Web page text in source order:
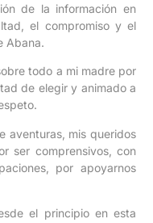
de la información en
el compromiso y el
Abana.
todo a mi madre por
de elegir y animado a
aventuras, mis queridos
ser comprensivos, con
por apoyarnos
el principio en esta